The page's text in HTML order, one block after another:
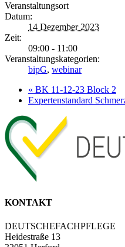
Veranstaltungsort
Datum:
14 Dezember 2023
Zeit:
09:00 - 11:00
Veranstaltungskategorien:
bipG, webinar
« BK 11-12-23 Block 2
Expertenstandard
KONTAKT
DEUTSCHEFACHPFLEGE
Heidestraße 13